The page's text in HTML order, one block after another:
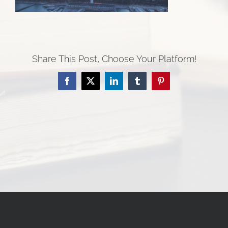
Share This Post, Choose Your Platform!
FacebookTwitterLinkedInTumblrPinterest